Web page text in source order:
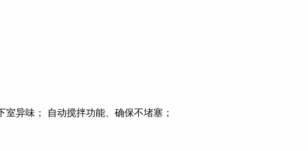
异味； 自动搅拌功能、确保不堵塞；